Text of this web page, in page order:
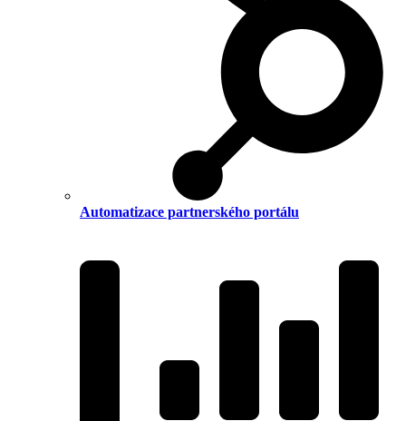
Automatizace partnerského portálu